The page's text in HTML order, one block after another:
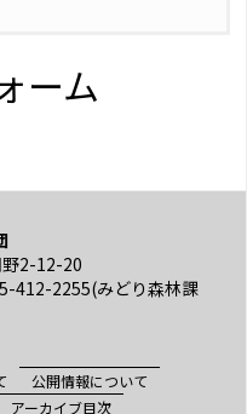
ーム
2-12-20
412-2255(みどり森林課
公開情報について
アーカイブ目次